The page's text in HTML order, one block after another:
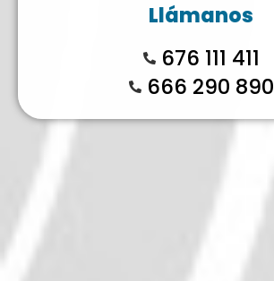
Llámanos
676 111 411
666 290 890